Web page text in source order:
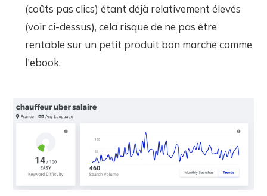
(coûts pas clics) étant déjà relativement élevés
(voir ci-dessus), cela risque de ne pas être
rentable sur un petit produit bon marché comme
l'ebook.